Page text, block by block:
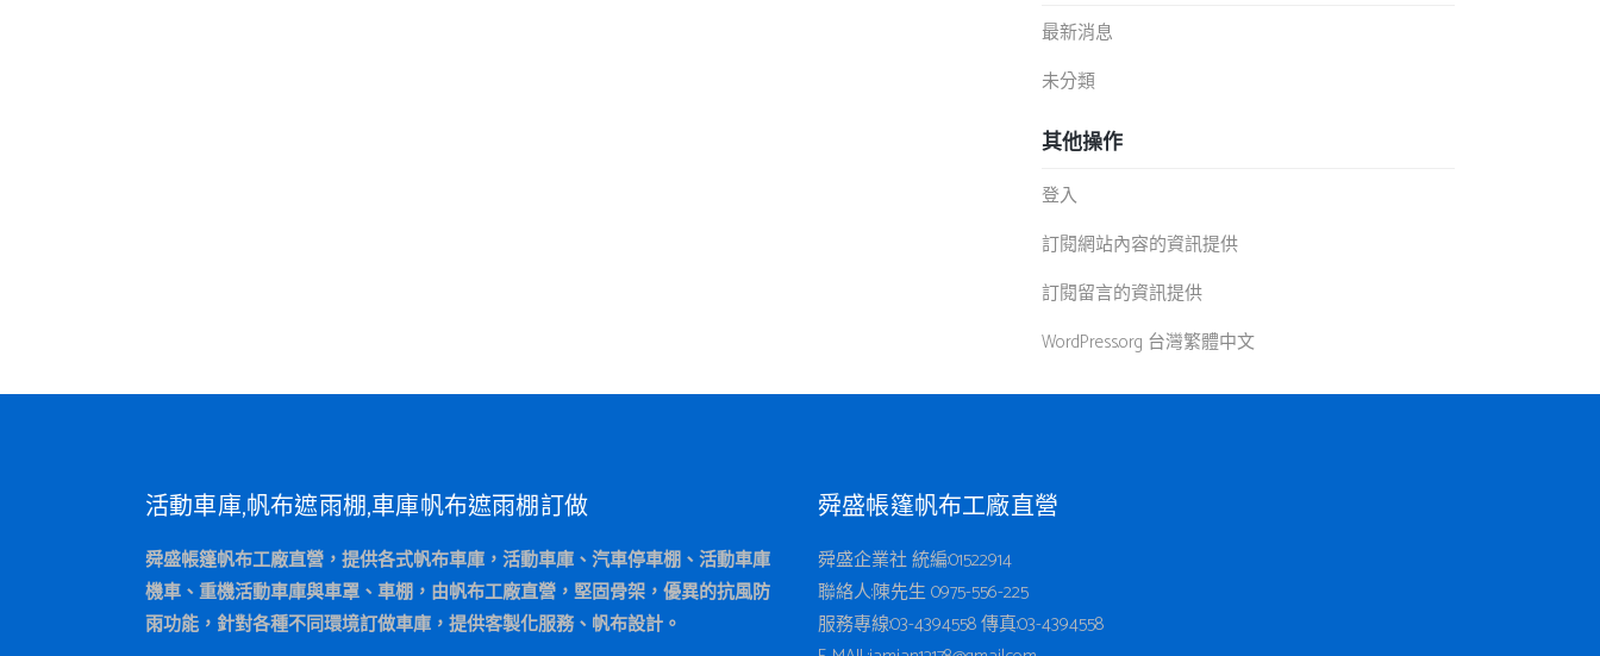
最新消息
未分類
其他操作
登入
訂閱網站內容的資訊提供
訂閱留言的資訊提供
WordPress.org 台灣繁體中文
活動車庫,帆布遮雨棚,車庫帆布遮雨棚訂做
舜盛帳篷帆布工廠直營，提供各式帆布車庫，活動車庫、汽車停車棚、活動車庫
機車、重機活動車庫與車罩、車棚，由帆布工廠直營，堅固骨架，優異的抗風防
雨功能，針對各種不同環境訂做車庫，提供客製化服務、帆布設計。
舜盛帳篷帆布工廠直營
舜盛企業社 統編:01522914
聯絡人:陳先生 0975-556-225
服務專線:03-4394558傳真:03-4394558